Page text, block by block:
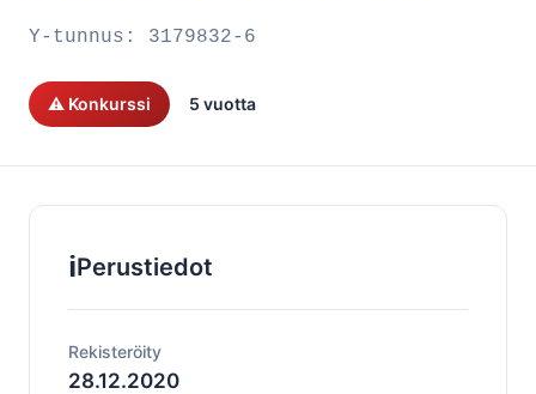
Y-tunnus: 3179832-6
⚠️ Konkurssi 5 vuotta
ℹ️Perustiedot
Rekisteröity
28.12.2020